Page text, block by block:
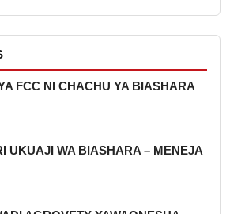
FCC NI CHACHU YA BIASHARA
UKUAJI WA BIASHARA – MENEJA